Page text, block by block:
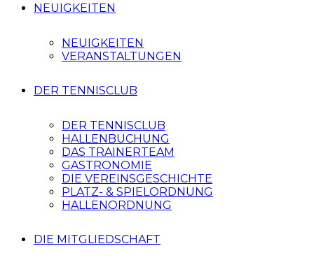
NEUIGKEITEN
NEUIGKEITEN
VERANSTALTUNGEN
DER TENNISCLUB
DER TENNISCLUB
HALLENBUCHUNG
DAS TRAINERTEAM
GASTRONOMIE
DIE VEREINSGESCHICHTE
PLATZ- & SPIELORDNUNG
HALLENORDNUNG
DIE MITGLIEDSCHAFT